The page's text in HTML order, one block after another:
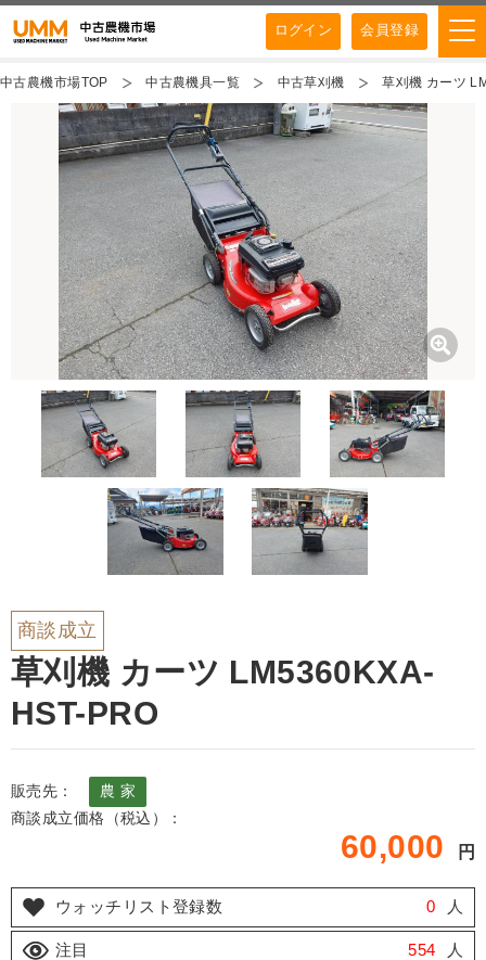
ログイン 会員登録
中古農機市場TOP 中古農機具一覧 中古草刈機 草刈機 カーツ
商談成立
草刈機 カーツ LM5360KXA-
HST-PRO
販売先：
農 家
商談成立価格（税込）：
60,000 円
ウォッチリスト登録数 0 人
注目 554 人